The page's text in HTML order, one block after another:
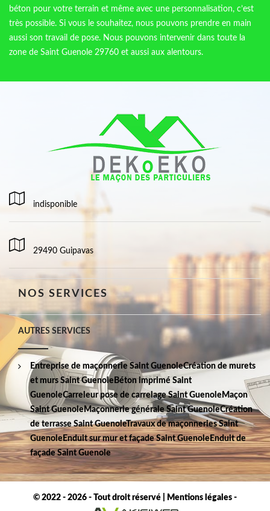
béton pour votre terrain et même avec une personnalisation, c’est
très possible. Si vous le souhaitez, nous pouvons prendre en main
aussi son travail de pose. Nous pouvons intervenir dans toute la
zone de Saint Guenole 29760 et aussi aux alentours.
indisponible
29490 Guipavas
NOS SERVICES
AUTRES SERVICES
Entreprise de maçonnerie Saint GuenoleCréation de murets
et murs Saint Guenole Béton imprimé Saint
GuenoleCarreleur pose de carrelage Saint Guenole Maçon
Saint GuenoleMaçonnerie générale Saint GuenoleCréation
de terrasse Saint GuenoleTravaux de maçonneries Saint
GuenoleEnduit sur mur et façade Saint GuenoleEnduit de
façade Saint Guenole
© 2022 - 2026 - Tout droit réservé | Mentions légales -